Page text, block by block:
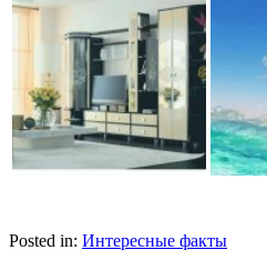
Posted in: Интересные факты